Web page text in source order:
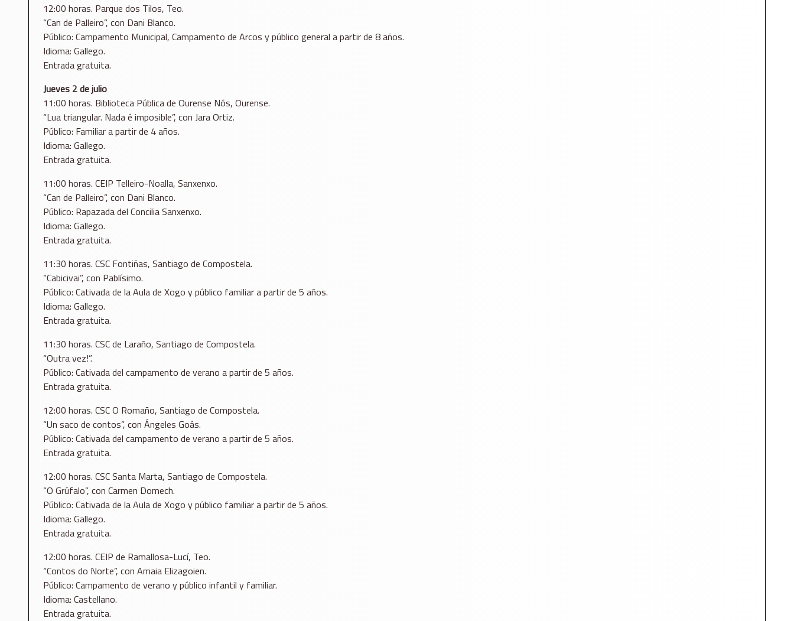
12:00 horas. Parque dos Tilos, Teo.
“Can de Palleiro”, con Dani Blanco.
Público: Campamento Municipal, Campamento de Arcos y público general a partir de 8 años.
Idioma: Gallego.
Entrada gratuita.
Jueves 2 de julio
11:00 horas. Biblioteca Pública de Ourense Nós, Ourense.
“Lua triangular. Nada é imposible”, con Jara Ortiz.
Público: Familiar a partir de 4 años.
Idioma: Gallego.
Entrada gratuita.
11:00 horas. CEIP Telleiro-Noalla, Sanxenxo.
“Can de Palleiro”, con Dani Blanco.
Público: Rapazada del Concilia Sanxenxo.
Idioma: Gallego.
Entrada gratuita.
11:30 horas. CSC Fontiñas, Santiago de Compostela.
“Cabicivai”, con Pablísimo.
Público: Cativada de la Aula de Xogo y público familiar a partir de 5 años.
Idioma: Gallego.
Entrada gratuita.
11:30 horas. CSC de Laraño, Santiago de Compostela.
“Outra vez!”.
Público: Cativada del campamento de verano a partir de 5 años.
Entrada gratuita.
12:00 horas. CSC O Romaño, Santiago de Compostela.
“Un saco de contos”, con Ángeles Goás.
Público: Cativada del campamento de verano a partir de 5 años.
Entrada gratuita.
12:00 horas. CSC Santa Marta, Santiago de Compostela.
“O Grúfalo”, con Carmen Domech.
Público: Cativada de la Aula de Xogo y público familiar a partir de 5 años.
Idioma: Gallego.
Entrada gratuita.
12:00 horas. CEIP de Ramallosa-Lucí, Teo.
“Contos do Norte”, con Amaia Elizagoien.
Público: Campamento de verano y público infantil y familiar.
Idioma: Castellano.
Entrada gratuita.